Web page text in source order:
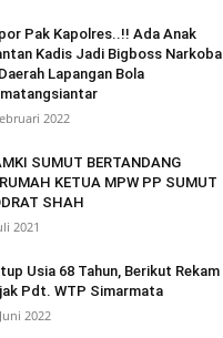
Pak Kapolres..!! Ada Anak
Kadis Jadi Bigboss Narkoba
Lapangan Bola
2022
SUMUT BERTANDANG
KETUA MPW PP SUMUT
SHAH
2021
Usia 68 Tahun, Berikut Rekam
Pdt. WTP Simarmata
2022